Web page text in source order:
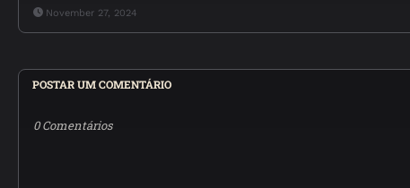
November 27, 2024
POSTAR UM COMENTÁRIO
0 Comentários